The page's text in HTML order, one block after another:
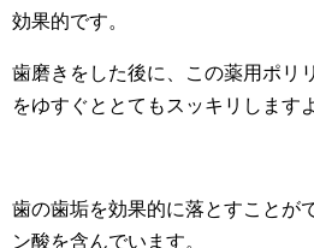
効果的です。
歯磨きをした後に、この薬用ポリ
をゆすぐととてもスッキリしますよ
歯の歯垢を効果的に落とすことが
ン酸を含んでいます。